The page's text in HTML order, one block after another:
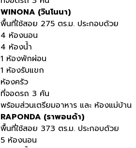
WINONA (วินโนนา)
พื้นที่ใช้สอย 275 ตร.ม. ประกอบด้วย
4 ห้องนอน
4 ห้องน้ำ
1 ห้องพักผ่อน
1 ห้องรับแขก
ห้องครัว
ที่จอดรถ 3 คัน
พร้อมส่วนเตรียมอาหาร และ ห้องแม่บ้าน
RAPONDA (ราพอนด้า)
พื้นที่ใช้สอย 373 ตร.ม. ประกอบด้วย
5 ห้องนอน